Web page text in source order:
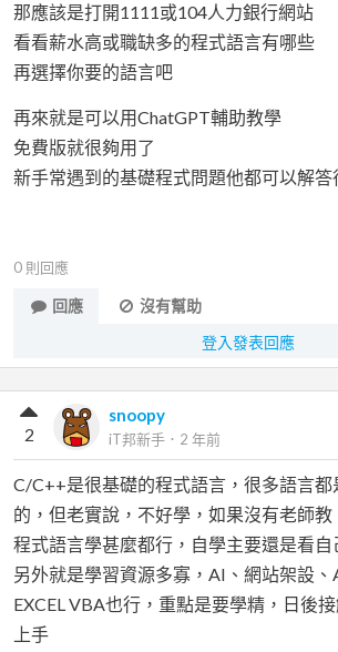
那應該是打開1111或104人力銀行網站
看看薪水高或職缺多的程式語言有哪些
再選擇你要的語言吧
再來就是可以用ChatGPT輔助教學
免費版就很夠用了
新手常遇到的基礎程式問題他都可以解答
0 則回應
回應
沒有幫助
登入發表回應
snoopy
iT邦新手 ． 2 年前
2
C/C++是很基礎的程式語言，很多語言都
的，但老實說，不好學，如果沒有老師
程式語言學甚麼都行，自學主要還是看自
另外就是學習資源多寡，AI、網站架設、
EXCEL VBA也行，重點是要學精，日後
上手